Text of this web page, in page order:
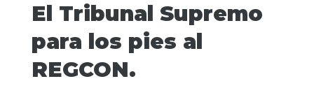
El Tribunal Supremo
para los pies al
REGCON.